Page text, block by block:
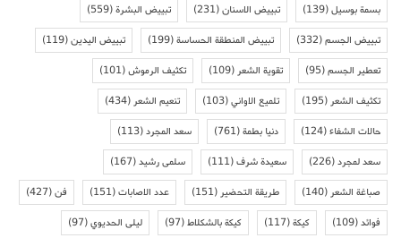
بسمة بوسيل(139) تبييض الاسنان(231) تبييض البشرة(559)
تبييض الجسم(332) تبييض المنطقة الحساسة(199) تبييض اليدين(119)
تعطير الجسم(95) تقوية الشعر(109) تكثيف الرموش(101)
تكثيف الشعر(195) تلميع الاواني(103) تنعيم الشعر(434)
حالات الشفاء(124) دنيا بطمة(761) سعد المجرد(113)
سعد لمجرد(226) سعيدة شرف(111) سلمى رشيد(167)
صباغة الشعر(140) طريقة التحضير(151) عدد الاصابات(151) فن(427)
فوائد(109) كيكة(117) كيكة بالشكلاط(97) ليلى الحديوي(97)